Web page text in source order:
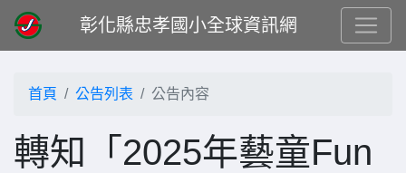
彰化縣忠孝國小全球資訊網
首頁 公告列表 公告內容
轉知「2025年藝童Fun